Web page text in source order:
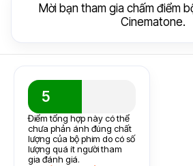
Mời bạn tham gia chấm điểm
Cinematone.
5
Điểm tổng hợp này có thể
chưa phản ánh đúng chất
lượng của bộ phim do có số
lượng quá ít người tham
gia đánh giá.